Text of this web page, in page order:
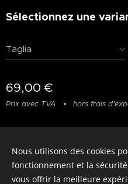
Sélectionnez une
Taglia
69,00 €
Prix avec TVA hors frais
© photostylist.it- 2026
Nous utilisons des cookies
fonctionnement et la
vous offrir la meilleure